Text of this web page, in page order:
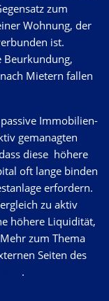
zum
Wohnung, der
ist.
Beurkundung,
Mietern fallen
Immobilien-
gemanagten
diese höhere
oft lange binden
erfordern.
zu aktiv
höhere Liquidität,
zum Thema
Seiten des
.